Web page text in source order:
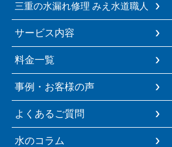
三重の水漏れ修理 みえ水道職人
サービス内容
料金一覧
事例・お客様の声
よくあるご質問
水のコラム